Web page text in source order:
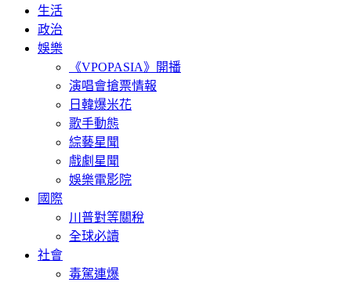
生活
政治
娛樂
《VPOPASIA》開播
演唱會搶票情報
日韓爆米花
歌手動態
綜藝星聞
戲劇星聞
娛樂電影院
國際
川普對等關稅
全球必讀
社會
毒駕連爆